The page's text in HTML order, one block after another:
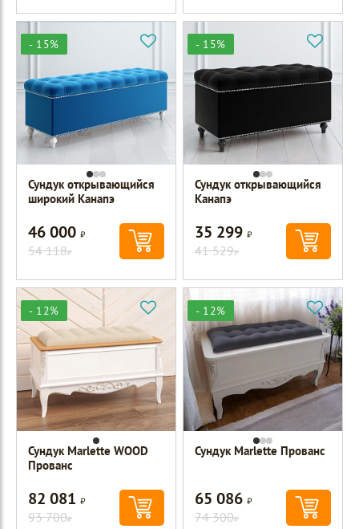
- 15%
Сундук открывающийся
широкий Канапэ
46 000Р
54 118Р
- 15%
Сундук открывающийся
Канапэ
35 299Р
41 529Р
- 12%
Сундук Marlette WOOD
Прованс
82 081Р
93 700Р
- 12%
Сундук Marlette Прованс
65 086Р
74 300Р